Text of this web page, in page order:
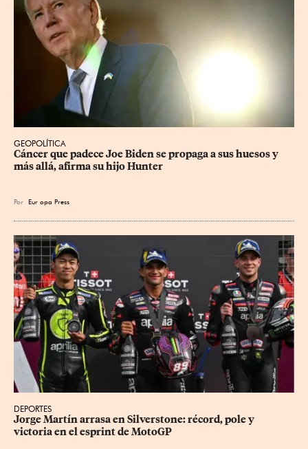
GEOPOLÍTICA
Cáncer que padece Joe Biden se propaga a sus huesos y
más allá, afirma su hijo Hunter
Por Eur opa Press
DEPORTES
Jorge Martín arrasa en Silverstone: récord, pole y
victoria en el esprint de MotoGP